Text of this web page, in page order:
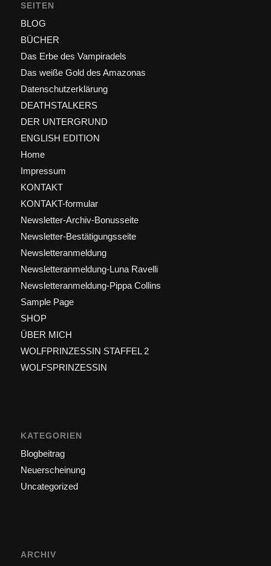
SEITEN
BLOG
BÜCHER
Das Erbe des Vampiradels
Das weiße Gold des Amazonas
Datenschutzerklärung
DEATHSTALKERS
DER UNTERGRUND
ENGLISH EDITION
Home
Impressum
KONTAKT
KONTAKT-formular
Newsletter-Archiv-Bonusseite
Newsletter-Bestätigungsseite
Newsletteranmeldung
Newsletteranmeldung-Luna Ravelli
Newsletteranmeldung-Pippa Collins
Sample Page
SHOP
ÜBER MICH
WOLFPRINZESSIN STAFFEL 2
WOLFSPRINZESSIN
KATEGORIEN
Blogbeitrag
Neuerscheinung
Uncategorized
ARCHIV